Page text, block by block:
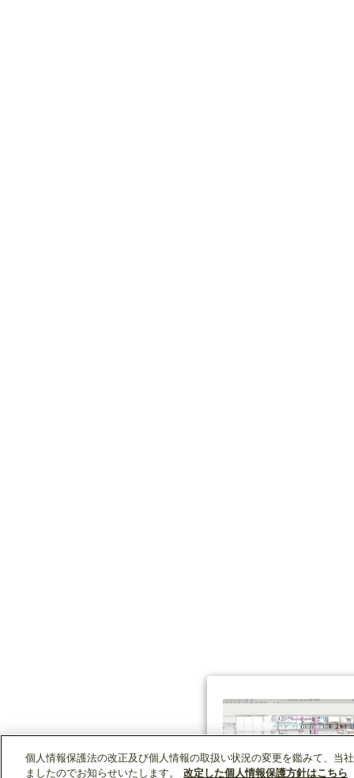
個人情報保護法の改正及び個人情報の取扱い状況の変更を鑑みて、当
ましたのでお知らせいたします。
改定した個人情報保護方針はこちら